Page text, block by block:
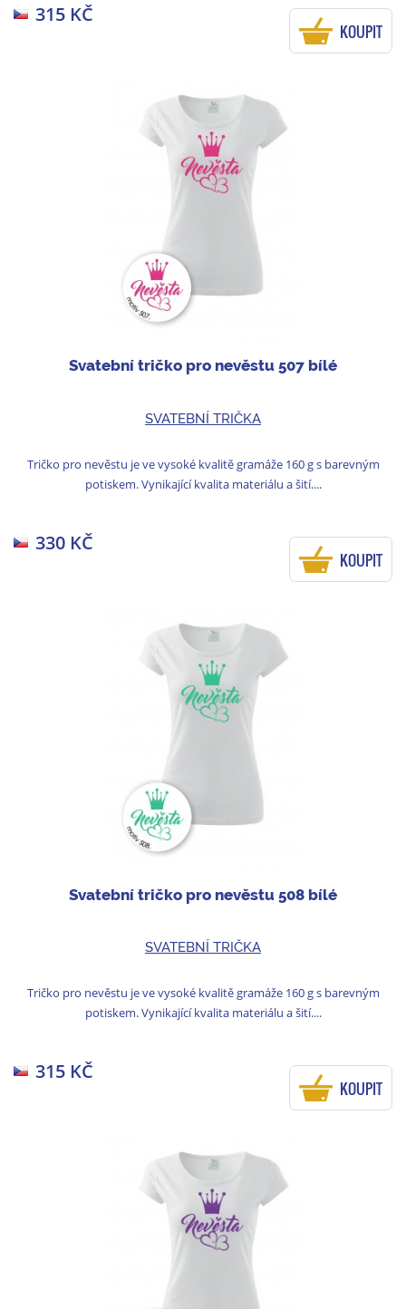
315 KČ
KOUPIT
Svatební tričko pro nevěstu 507 bílé
SVATEBNÍ TRIČKA
Tričko pro nevěstu je ve vysoké kvalitě gramáže 160 g s barevným
potiskem. Vynikající kvalita materiálu a šití....
330 KČ
KOUPIT
Svatební tričko pro nevěstu 508 bílé
SVATEBNÍ TRIČKA
Tričko pro nevěstu je ve vysoké kvalitě gramáže 160 g s barevným
potiskem. Vynikající kvalita materiálu a šití....
315 KČ
KOUPIT